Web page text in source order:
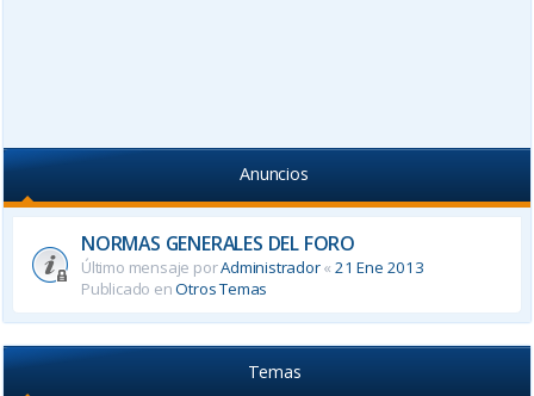
Anuncios
NORMAS GENERALES DEL FORO
Último mensaje porAdministrador«21 Ene 2013
Publicado enOtros Temas
Temas